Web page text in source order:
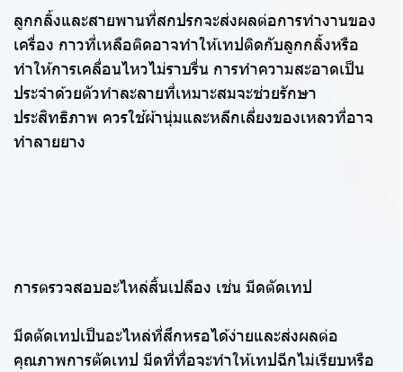
ลูกกลิ้งและสายพานที่สกปรกจะส่งผลต่อการทำงานของ
เครื่อง กาวที่เหลือติดอาจทำให้เทปติดกับลูกกลิ้งหรือ
ทำให้การเคลื่อนไหวไม่ราบรื่น การทำความสะอาดเป็น
ประจำด้วยตัวทำละลายที่เหมาะสมจะช่วยรักษา
ประสิทธิภาพ ควรใช้ผ้านุ่มและหลีกเลี่ยงของเหลวที่อาจ
ทำลายยาง
การตรวจสอบอะไหล่สิ้นเปลือง เช่น มีดตัดเทป
มีดตัดเทปเป็นอะไหล่ที่สึกหรอได้ง่ายและส่งผลต่อ
คุณภาพการตัดเทป มีดที่ทื่อจะทำให้เทปฉีกไม่เรียบหรือ